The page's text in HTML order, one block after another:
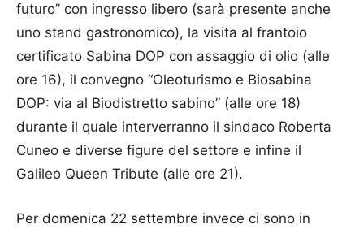
futuro” con ingresso libero (sarà presente anche
uno stand gastronomico), la visita al frantoio
certificato Sabina DOP con assaggio di olio (alle
ore 16), il convegno “Oleoturismo e Biosabina
DOP: via al Biodistretto sabino” (alle ore 18)
durante il quale interverranno il sindaco Roberta
Cuneo e diverse figure del settore e infine il
Galileo Queen Tribute (alle ore 21).
Per domenica 22 settembre invece ci sono in